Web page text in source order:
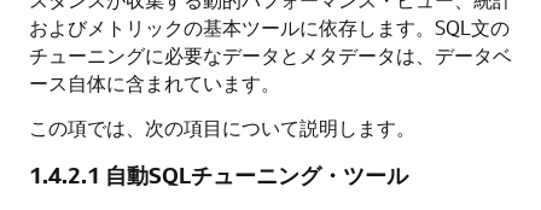
およびメトリックの基本ツールに依存します。SQL文の
チューニングに必要なデータとメタデータは、データベ
ース自体に含まれています。
この項では、次の項目について説明します。
1.4.2.1 自動SQLチューニング・ツール